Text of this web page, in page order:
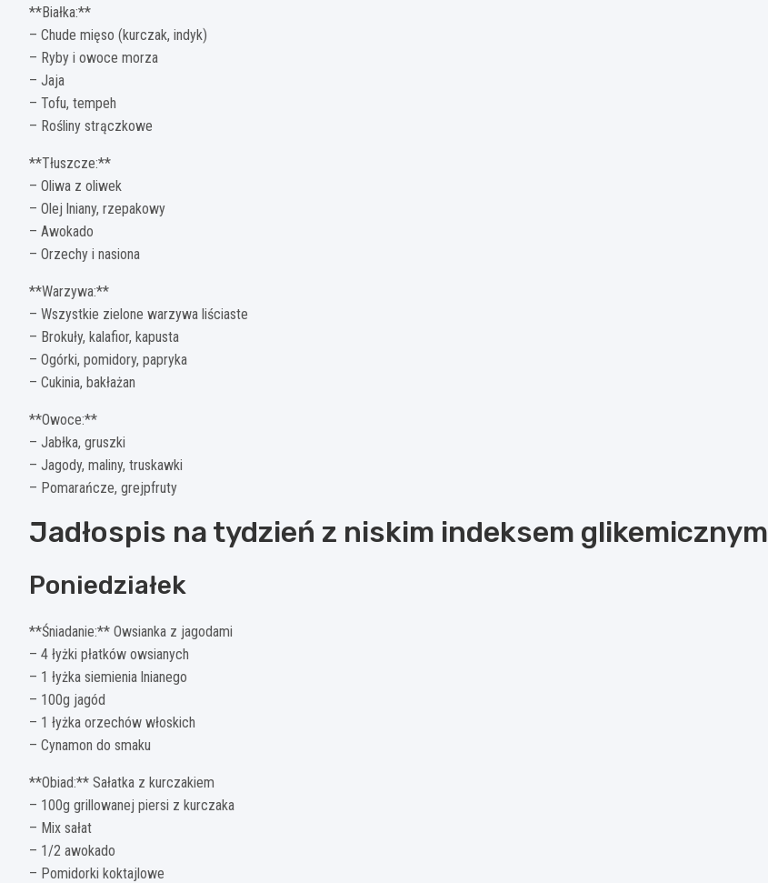
**Białka:**
– Chude mięso (kurczak, indyk)
– Ryby i owoce morza
– Jaja
– Tofu, tempeh
– Rośliny strączkowe
**Tłuszcze:**
– Oliwa z oliwek
– Olej lniany, rzepakowy
– Awokado
– Orzechy i nasiona
**Warzywa:**
– Wszystkie zielone warzywa liściaste
– Brokuły, kalafior, kapusta
– Ogórki, pomidory, papryka
– Cukinia, bakłażan
**Owoce:**
– Jabłka, gruszki
– Jagody, maliny, truskawki
– Pomarańcze, grejpfruty
Jadłospis na tydzień z niskim indeksem glikemicznym
Poniedziałek
**Śniadanie:** Owsianka z jagodami
– 4 łyżki płatków owsianych
– 1 łyżka siemienia lnianego
– 100g jagód
– 1 łyżka orzechów włoskich
– Cynamon do smaku
**Obiad:** Sałatka z kurczakiem
– 100g grillowanej piersi z kurczaka
– Mix sałat
– 1/2 awokado
– Pomidorki koktajlowe